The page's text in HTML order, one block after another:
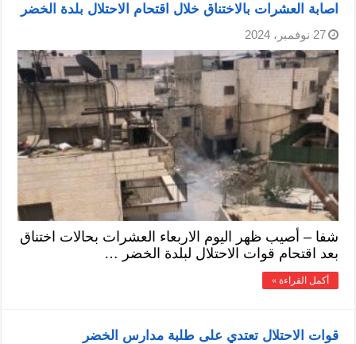
اصابة العشرات بالاختناق خلال اقتحام الاحتلال بلدة الخضر
27 نوفمبر، 2024
شفا – أصيب ظهر اليوم الاربعاء العشرات بحالات اختناق
بعد اقتحام قوات الاحتلال لبلدة الخضر …
أكمل القراءة »
قوات الاحتلال تعتدي على طلبة مدارس الخضر